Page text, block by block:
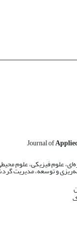
علوم فیزیکی، علوم
و توسعه، مدیریت